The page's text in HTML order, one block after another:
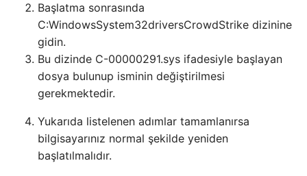
Başlatma sonrasında
C:WindowsSystem32driversCrowdStrike dizinine
gidin.
Bu dizinde C-00000291.sys ifadesiyle başlayan
dosya bulunup isminin değiştirilmesi
gerekmektedir.
Yukarıda listelenen adımlar tamamlanırsa
bilgisayarınız normal şekilde yeniden
başlatılmalıdır.